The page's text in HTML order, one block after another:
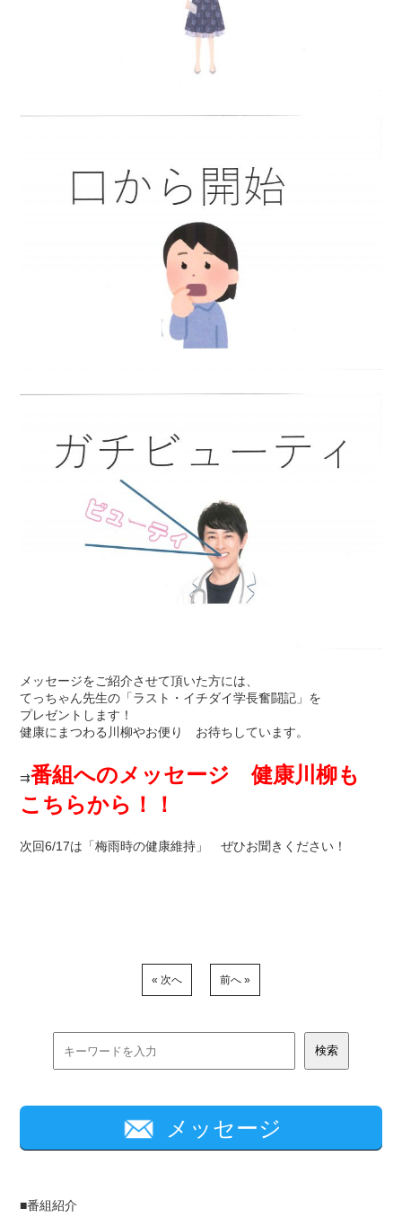
メッセージをご紹介させて頂いた方には、
てっちゃん先生の「ラスト・イチダイ学長奮闘記」を
プレゼントします！
健康にまつわる川柳やお便り お待ちしています。
⇉番組へのメッセージ 健康川柳も
こちらから！！
次回6/17は「梅雨時の健康維持」 ぜひお聞きください！
« 次へ 前へ »
メッセージ
■番組紹介